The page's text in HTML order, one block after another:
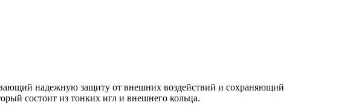
надежную защиту от внешних воздействий и сохраняющий
состоит из тонких игл и внешнего кольца.